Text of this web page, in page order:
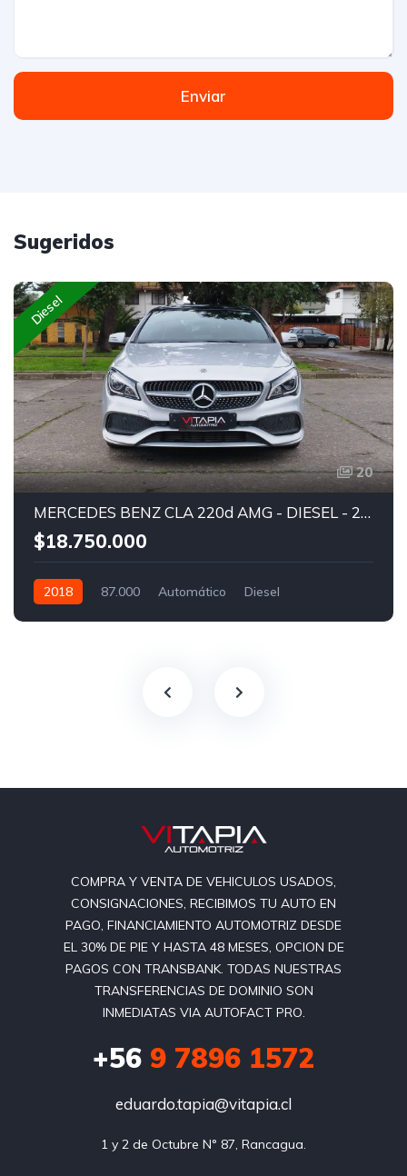
Enviar
Sugeridos
Diesel
20
MERCEDES BENZ CLA 220d AMG - DIESEL - 2018
$18.750.000
2018 87.000 Automático Diesel
COMPRA Y VENTA DE VEHICULOS USADOS,
CONSIGNACIONES, RECIBIMOS TU AUTO EN
PAGO, FINANCIAMIENTO AUTOMOTRIZ DESDE
EL 30% DE PIE Y HASTA 48 MESES, OPCION DE
PAGOS CON TRANSBANK. TODAS NUESTRAS
TRANSFERENCIAS DE DOMINIO SON
INMEDIATAS VIA AUTOFACT PRO.
+56 9 7896 1572
eduardo.tapia@vitapia.cl
1 y 2 de Octubre N° 87, Rancagua.